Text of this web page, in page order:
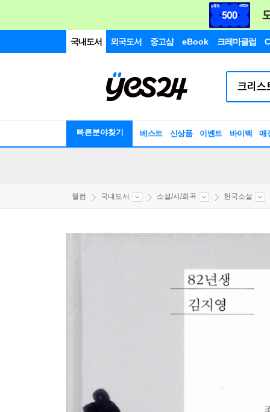
국내도서 외국도서 중고샵 eBook 크레마클럽
빠른분야찾기 베스트 신상품 이벤트 바이백 매
웰컴 국내도서 소설/시/희곡 한국소설